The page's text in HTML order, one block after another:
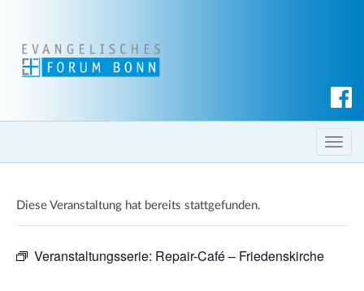
c
h T
o
l
Diese Veranstaltung hat bereits stattgefunden.
Veranstaltungsserie: Repair-Café – Friedenskirche